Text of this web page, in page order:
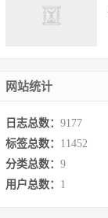
网站统计
日志总数： 9177
标签总数： 11452
分类总数： 9
用户总数： 1